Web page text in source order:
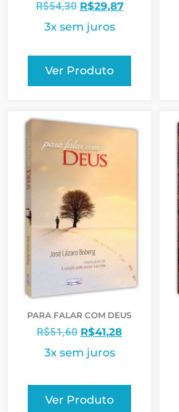
R$54,30 R$29,87
3x sem juros
Ver Produto
PARA FALAR COM DEUS
R$51,60 R$41,28
3x sem juros
Ver Produto